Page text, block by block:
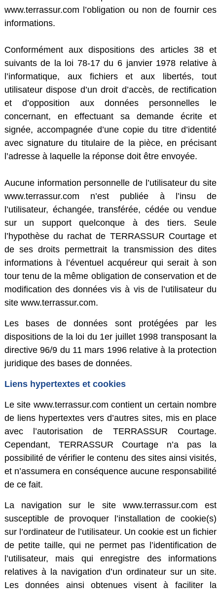
www.terrassur.com l’obligation ou non de fournir ces
informations.
Conformément aux dispositions des articles 38 et
suivants de la loi 78-17 du 6 janvier 1978 relative à
l’informatique, aux fichiers et aux libertés, tout
utilisateur dispose d’un droit d’accès, de rectification
et d’opposition aux données personnelles le
concernant, en effectuant sa demande écrite et
signée, accompagnée d’une copie du titre d’identité
avec signature du titulaire de la pièce, en précisant
l’adresse à laquelle la réponse doit être envoyée.
Aucune information personnelle de l’utilisateur du site
www.terrassur.com n’est publiée à l’insu de
l’utilisateur, échangée, transférée, cédée ou vendue
sur un support quelconque à des tiers. Seule
l’hypothèse du rachat de TERRASSUR Courtage et
de ses droits permettrait la transmission des dites
informations à l’éventuel acquéreur qui serait à son
tour tenu de la même obligation de conservation et de
modification des données vis à vis de l’utilisateur du
site www.terrassur.com.
Les bases de données sont protégées par les
dispositions de la loi du 1er juillet 1998 transposant la
directive 96/9 du 11 mars 1996 relative à la protection
juridique des bases de données.
Liens hypertextes et cookies
Le site www.terrassur.com contient un certain nombre
de liens hypertextes vers d’autres sites, mis en place
avec l’autorisation de TERRASSUR Courtage.
Cependant, TERRASSUR Courtage n’a pas la
possibilité de vérifier le contenu des sites ainsi visités,
et n’assumera en conséquence aucune responsabilité
de ce fait.
La navigation sur le site www.terrassur.com est
susceptible de provoquer l’installation de cookie(s)
sur l’ordinateur de l’utilisateur. Un cookie est un fichier
de petite taille, qui ne permet pas l’identification de
l’utilisateur, mais qui enregistre des informations
relatives à la navigation d’un ordinateur sur un site.
Les données ainsi obtenues visent à faciliter la